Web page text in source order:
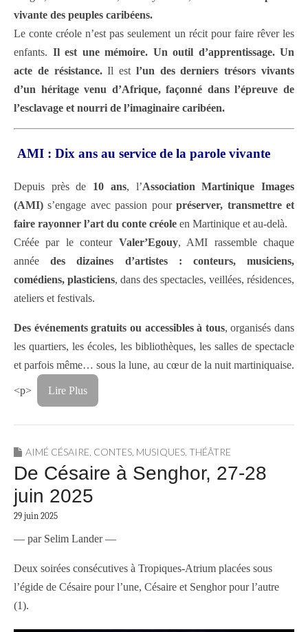
vivante des peuples caribéens.
Le conte créole n’est pas seulement un récit pour faire rêver les
enfants. Il est une mémoire. Un outil d’apprentissage. Un
acte de résistance.Il est l’un des derniers trésors vivants
d’un héritage venu d’Afrique, façonné dans l’épreuve de
l’esclavage et nourri de l’imaginaire caribéen.
AMI : Dix ans au service de la parole vivante
Depuis près de 10 ans, l’Association Martinique Images
(AMI) s’engage avec passion pourpréserver, transmettre et
faire rayonner l’art du conte créole en Martinique et au-delà.
Créée par le conteur Valer’Egouy, AMI rassemble chaque
annéedes dizaines d’artistes : conteurs, musiciens,
comédiens, plasticiens, dans des spectacles, veillées, résidences,
ateliers et festivals.
Des événements gratuits ou accessibles à tous, organisés dans
les quartiers, les écoles, les bibliothèques, les salles de spectacle
et parfois même… sous la lune, au cœur de la nuit martiniquaise.
<p> Lire Plus
AIMÉ CÉSAIRE CONTES MUSIQUES THÉÂTRE
De Césaire à Senghor, 27-28
juin 2025
29 juin 2025
— par Selim Lander —
Deux soirées consécutives à Tropiques-Atrium placées sous
l’égide de Césaire pour l’une, Césaire et Senghor pour l’autre
(1).